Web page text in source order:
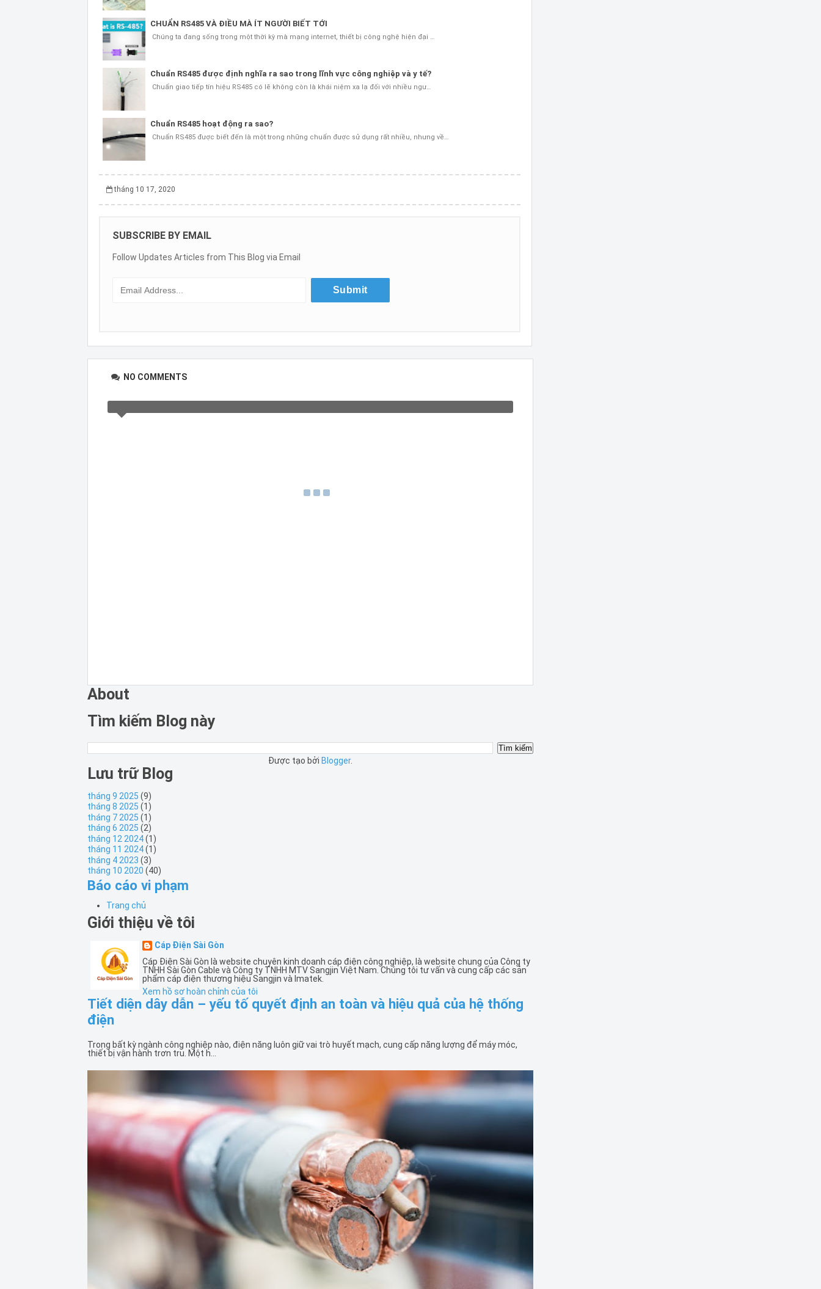
CHUẨN RS485 VÀ ĐIỀU MÀ ÍT NGƯỜI BIẾT TỚI
Chúng ta đang sống trong một thời kỳ mà mạng internet, thiết bị công nghệ hiện đại …
Chuẩn RS485 được định nghĩa ra sao trong lĩnh vực công nghiệp và y tế?
Chuẩn giao tiếp tín hiệu RS485 có lẽ không còn là khái niệm xa lạ đối với nhiều ngư…
Chuẩn RS485 hoạt động ra sao?
Chuẩn RS485 được biết đến là một trong những chuẩn được sử dụng rất nhiều, nhưng về…
tháng 10 17, 2020
SUBSCRIBE BY EMAIL
Follow Updates Articles from This Blog via Email
NO COMMENTS
About
Tìm kiếm Blog này
Được tạo bởi Blogger.
Lưu trữ Blog
tháng 9 2025 (9)
tháng 8 2025 (1)
tháng 7 2025 (1)
tháng 6 2025 (2)
tháng 12 2024(1)
tháng 11 2024(1)
tháng 4 2023 (3)
tháng 10 2020 (40)
Báo cáo vi phạm
Trang chủ
Giới thiệu về tôi
Cáp Điện Sài Gòn
Cáp Điện Sài Gòn là website chuyên kinh doanh cáp điện công nghiệp, là website chung của Công ty
TNHH Sài Gòn Cable và Công ty TNHH MTV Sangjin Việt Nam. Chúng tôi tư vấn và cung cấp các sản
phẩm cáp điện thương hiệu Sangjin và Imatek.
Xem hồ sơ hoàn chỉnh của tôi
Tiết diện dây dẫn – yếu tố quyết định an toàn và hiệu quả của hệ thống
điện
Trong bất kỳ ngành công nghiệp nào, điện năng luôn giữ vai trò huyết mạch, cung cấp năng lượng để máy móc,
thiết bị vận hành trơn tru. Một h...